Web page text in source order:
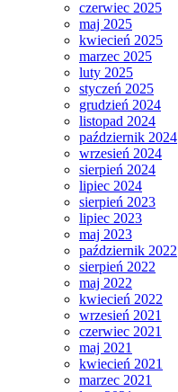
czerwiec 2025
maj 2025
kwiecień 2025
marzec 2025
luty 2025
styczeń 2025
grudzień 2024
listopad 2024
październik 2024
wrzesień 2024
sierpień 2024
lipiec 2024
sierpień 2023
lipiec 2023
maj 2023
październik 2022
sierpień 2022
maj 2022
kwiecień 2022
wrzesień 2021
czerwiec 2021
maj 2021
kwiecień 2021
marzec 2021